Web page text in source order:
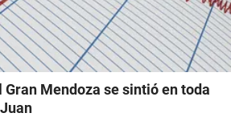
Mendoza se sintió en toda